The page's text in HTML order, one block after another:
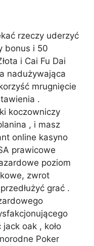
rzeczy uderzyć
bonus i 50
i Cai Fu Dai
nadużywająca
mrugnięcie
.
koczowniczy
, i masz
online kasyno
prawicowe
poziom
zwrot
grać .
oak , koło
Poker